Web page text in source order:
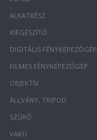
ALKATRÉSZ
KIEGÉSZÍTŐ
DIGITÁLIS FÉNYKÉPEZŐGÉP
FILMES FÉNYKÉPEZŐGÉP
OBJEKTÍV
ÁLLVÁNY, TRIPOD
SZŰRŐ
VAKU